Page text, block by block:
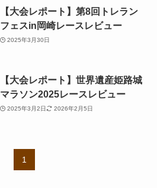
【大会レポート】第8回トレラン
フェスin岡崎レースレビュー
2025年3月30日
【大会レポート】世界遺産姫路城
マラソン2025レースレビュー
2025年3月2日 2026年2月5日
1